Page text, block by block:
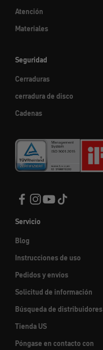
Atención
Materiales
Seguridad
Cerraduras
cerradura de disco
Cadenas
Servicio
Blog
Instrucciones de uso
Pedidos y envíos
Solicitud de información
Búsqueda de distribuidores
Tienda US
Póngase en contacto con